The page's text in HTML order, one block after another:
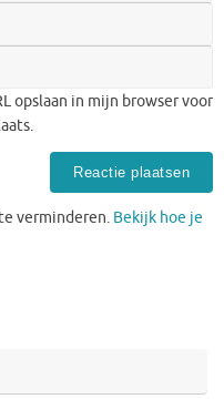
opslaan in mijn browser voor
verminderen. Bekijk hoe je